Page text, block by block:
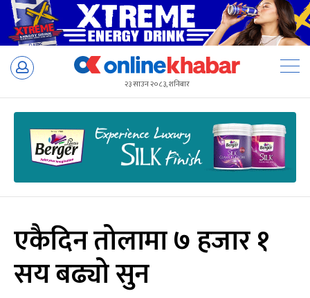
Skip
२३ साउन २०८३, शनिबार
एकैदिन तोलामा ७ हजार १
सय बढ्यो सुन